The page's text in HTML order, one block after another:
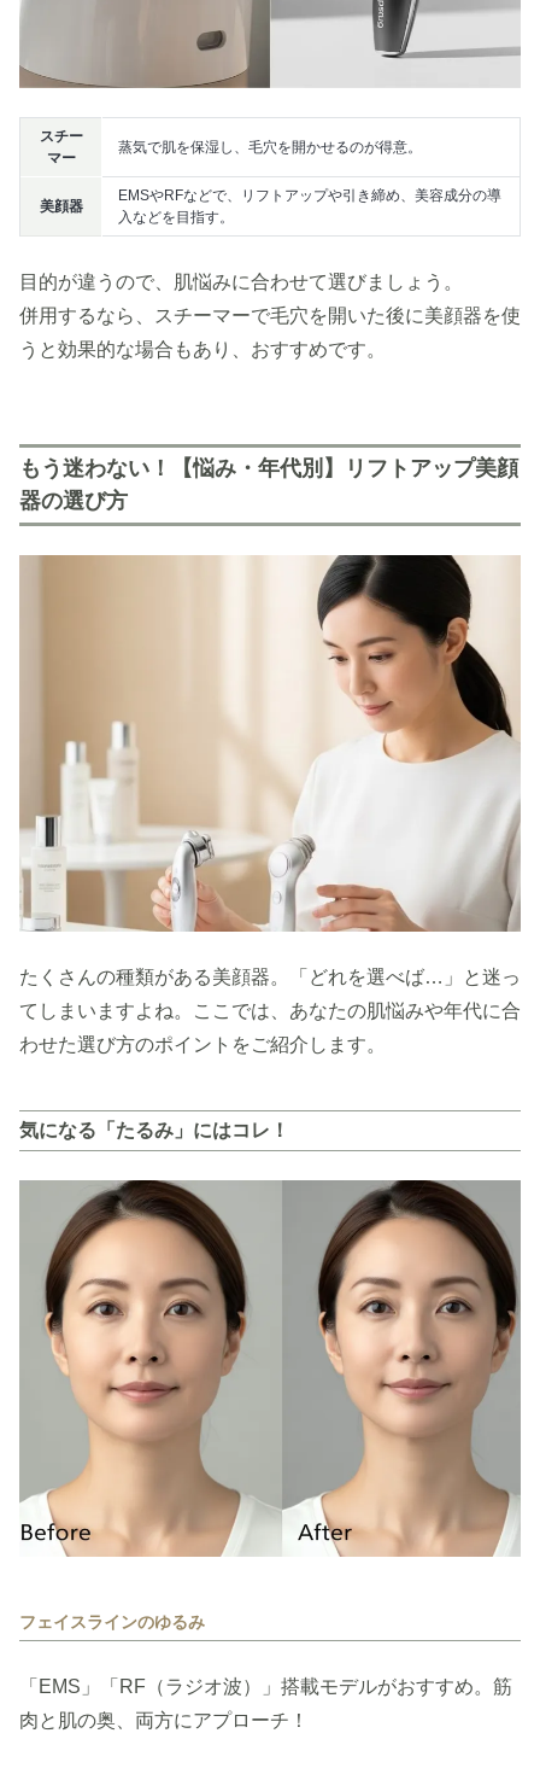
スチー
マー
蒸気で肌を保湿し、毛穴を開かせるのが得意。
美顔器
EMSやRFなどで、リフトアップや引き締め、美容成分の導
入などを目指す。
目的が違うので、肌悩みに合わせて選びましょう。
併用するなら、スチーマーで毛穴を開いた後に美顔器を使
うと効果的な場合もあり、おすすめです。
もう迷わない！【悩み・年代別】リフトアップ美顔
器の選び方
たくさんの種類がある美顔器。「どれを選べば…」と迷っ
てしまいますよね。ここでは、あなたの肌悩みや年代に合
わせた選び方のポイントをご紹介します。
気になる「たるみ」にはコレ！
フェイスラインのゆるみ
「EMS」「RF（ラジオ波）」搭載モデルがおすすめ。筋
肉と肌の奥、両方にアプローチ！